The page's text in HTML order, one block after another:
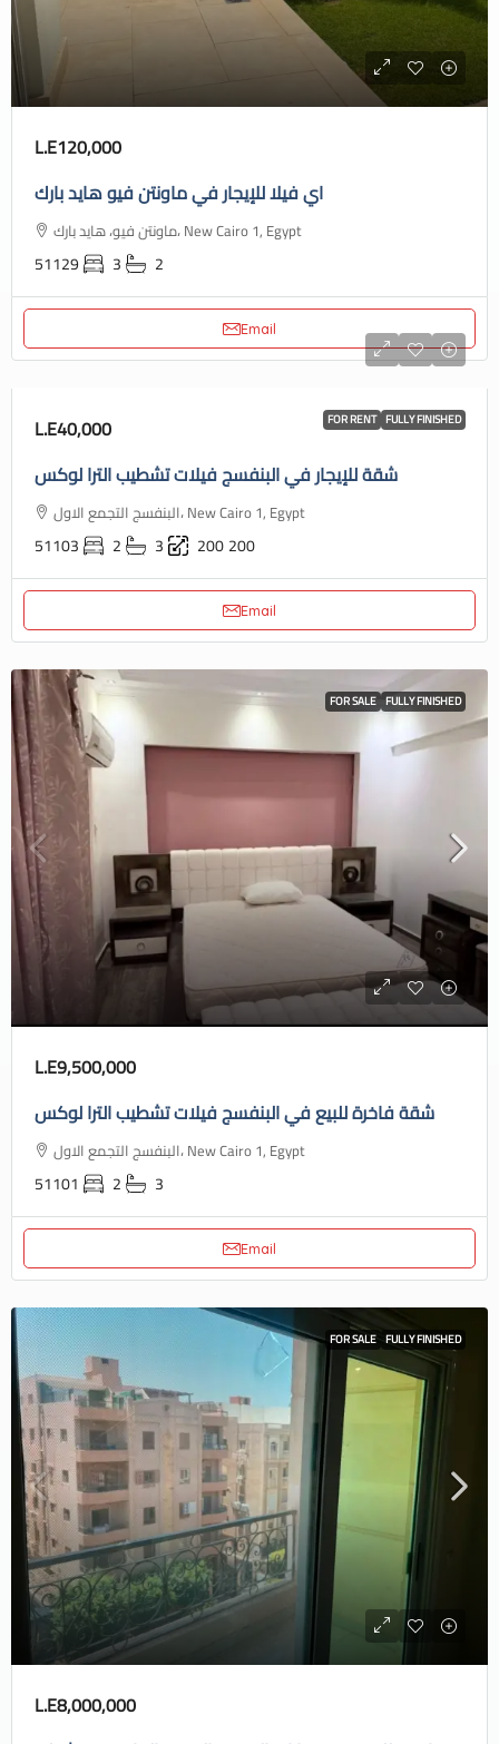
L.E120,000
اي فيلا للإيجار في ماونتن فيو هايد بارك
ماونتن فيو، هايد بارك، New Cairo 1, Egypt
51129 3 2
Email
FOR RENT FULLY FINISHED
L.E40,000
شقة للإيجار في البنفسج فيلات تشطيب الترا لوكس
البنفسج التجمع الاول، New Cairo 1, Egypt
51103 2 3 200200
Email
FOR SALE FULLY FINISHED
L.E9,500,000
شقة فاخرة للبيع في البنفسج فيلات تشطيب الترا لوكس
البنفسج التجمع الاول، New Cairo 1, Egypt
51101 2 3
Email
FOR SALE FULLY FINISHED
L.E8,000,000